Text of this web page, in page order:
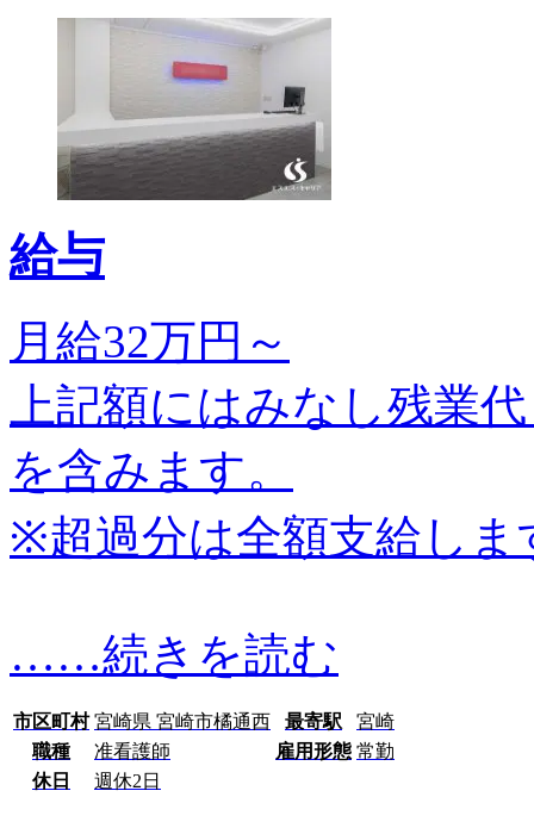
給与
月給32万円～
上記額にはみなし残業
を含みます。
※超過分は全額支給しま
……続きを読む
市区町村 宮崎県 宮崎市橘通西 最寄駅
宮崎
職種
准看護師 雇用形態 常勤
休日
週休2日